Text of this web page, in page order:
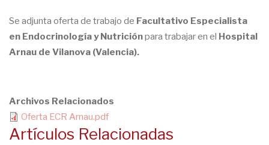
Se adjunta oferta de trabajo de Facultativo Especialista
en Endocrinología y Nutriciónpara trabajar en el Hospital
Arnau de Vilanova (Valencia).
Archivos Relacionados
Oferta ECR Arnau.pdf
Artículos Relacionadas